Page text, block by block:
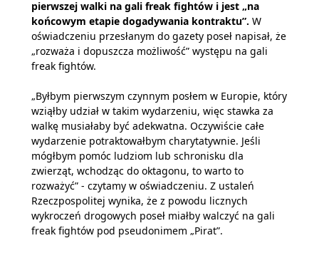
pierwszej walki na gali freak fightów i jest „na
końcowym etapie dogadywania kontraktu”. W
oświadczeniu przesłanym do gazety poseł napisał, że
„rozważa i dopuszcza możliwość” występu na gali
freak fightów.
„Byłbym pierwszym czynnym posłem w Europie, który
wziąłby udział w takim wydarzeniu, więc stawka za
walkę musiałaby być adekwatna. Oczywiście całe
wydarzenie potraktowałbym charytatywnie. Jeśli
mógłbym pomóc ludziom lub schronisku dla
zwierząt, wchodząc do oktagonu, to warto to
rozważyć” - czytamy w oświadczeniu. Z ustaleń
Rzeczpospolitej wynika, że z powodu licznych
wykroczeń drogowych poseł miałby walczyć na gali
freak fightów pod pseudonimem „Pirat”.